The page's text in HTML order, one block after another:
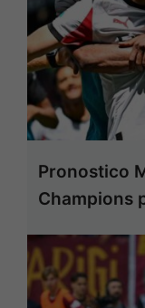
Pronostico
Champions